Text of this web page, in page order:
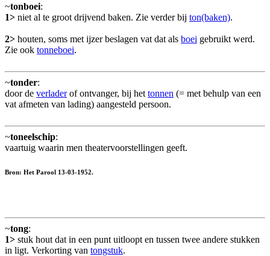
~tonboei:
1> niet al te groot drijvend baken. Zie verder bij ton(baken).
2> houten, soms met ijzer beslagen vat dat als boei gebruikt werd.
Zie ook tonneboei.
~tonder:
door de verladerof ontvanger, bij het tonnen (= met behulp van een
vat afmeten van lading) aangesteld persoon.
~toneelschip:
vaartuig waarin men theatervoorstellingen geeft.
Bron: Het Parool 13-03-1952.
~tong:
1> stuk hout dat in een punt uitloopt en tussen twee andere stukken
in ligt. Verkorting van tongstuk.